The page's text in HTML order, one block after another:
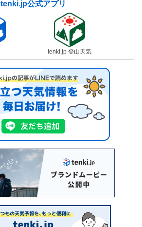
tenki.jp公式アプリ
tenki.jp 登山天気